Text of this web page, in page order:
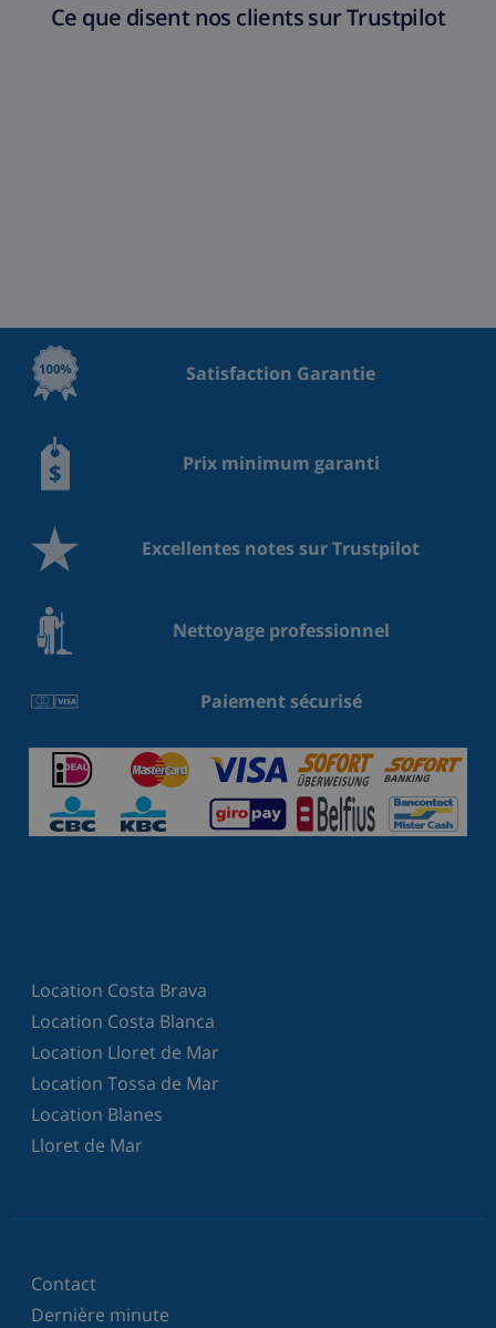
Ce que disent nos clients sur Trustpilot
Satisfaction Garantie
Prix minimum garanti
Excellentes notes sur Trustpilot
Nettoyage professionnel
Paiement sécurisé
Location Costa Brava
Location Costa Blanca
Location Lloret de Mar
Location Tossa de Mar
Location Blanes
Lloret de Mar
Contact
Dernière minute